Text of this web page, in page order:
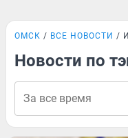
ОМСК ВСЕ НОВОСТИ
Новости по